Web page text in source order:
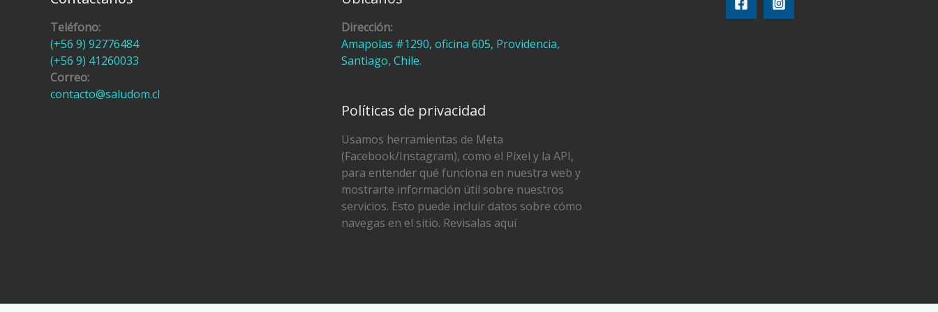
Teléfono:
(+56 9) 92776484
(+56 9) 41260033
Correo:
contacto@saludom.cl
Dirección:
Amapolas #1290, oficina 605, Providencia,
Santiago, Chile.
Políticas de privacidad
Usamos herramientas de Meta
(Facebook/Instagram), como el Píxel y la API,
para entender qué funciona en nuestra web y
mostrarte información útil sobre nuestros
servicios. Esto puede incluir datos sobre cómo
navegas en el sitio. Revisalas aquí